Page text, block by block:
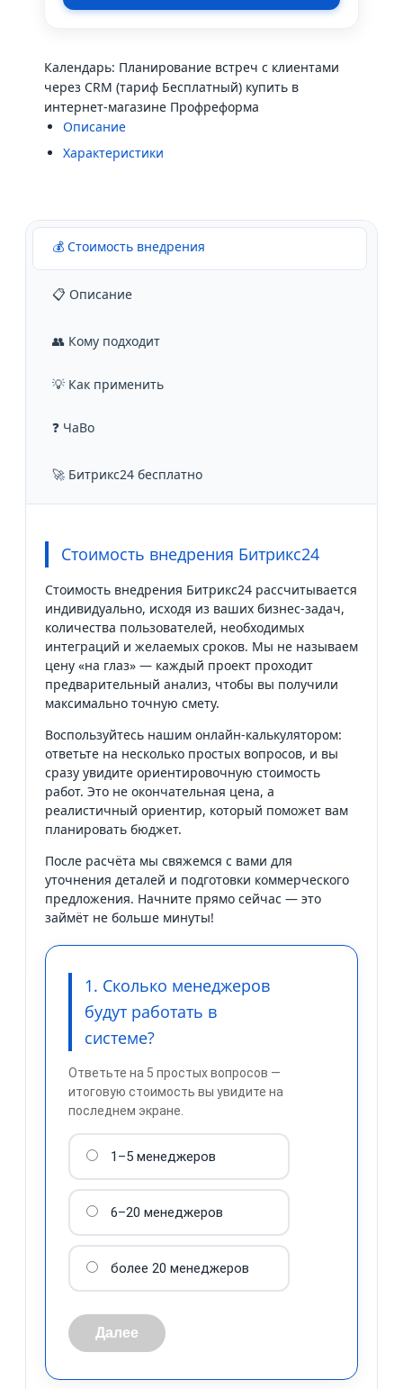
Календарь: Планирование встреч с клиентами
через CRM (тариф Бесплатный) купить в
интернет-магазине Профреформа
Описание
Характеристики
💰 Стоимость внедрения
📋 Описание
👥 Кому подходит
💡 Как применить
❓ ЧаВо
🚀 Битрикс24 бесплатно
Стоимость внедрения Битрикс24
Стоимость внедрения Битрикс24 рассчитывается
индивидуально, исходя из ваших бизнес-задач,
количества пользователей, необходимых
интеграций и желаемых сроков. Мы не называем
цену «на глаз» — каждый проект проходит
предварительный анализ, чтобы вы получили
максимально точную смету.
Воспользуйтесь нашим онлайн-калькулятором:
ответьте на несколько простых вопросов, и вы
сразу увидите ориентировочную стоимость
работ. Это не окончательная цена, а
реалистичный ориентир, который поможет вам
планировать бюджет.
После расчёта мы свяжемся с вами для
уточнения деталей и подготовки коммерческого
предложения. Начните прямо сейчас — это
займёт не больше минуты!
1. Сколько менеджеров
будут работать в
системе?
Ответьте на 5 простых вопросов —
итоговую стоимость вы увидите на
последнем экране.
1–5 менеджеров
6–20 менеджеров
более 20 менеджеров
Далее
обработку персональных